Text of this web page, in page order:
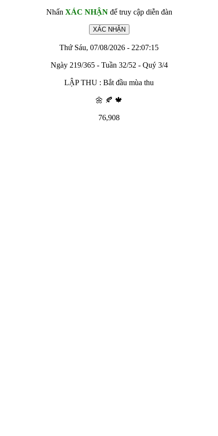
Nhấn XÁC NHẬNđể truy cập diễn đàn
Thứ Sáu, 07/08/2026 - 22:07:15
Ngày 219/365 - Tuần 32/52 - Quý 3/4
LẬP THU : Bắt đầu mùa thu
🌼 🍂 🍁
76,908